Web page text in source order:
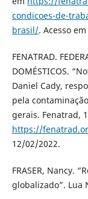
condicoes-de-
brasil/. Acesso
FENATRAD.
DOMÉSTICOS.
Daniel Cady,
pela
gerais. Fenatrad,
https://
12/02/2022.
FRASER, Nancy.
globalizado”. Lua